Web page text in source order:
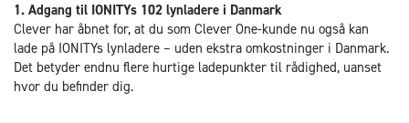
1. Adgang til IONITYs 102 lynladere i Danmark
Clever har åbnet for, at du som Clever One-kunde nu også kan
lade på IONITYs lynladere – uden ekstra omkostninger i Danmark.
Det betyder endnu flere hurtige ladepunkter til rådighed, uanset
hvor du befinder dig.